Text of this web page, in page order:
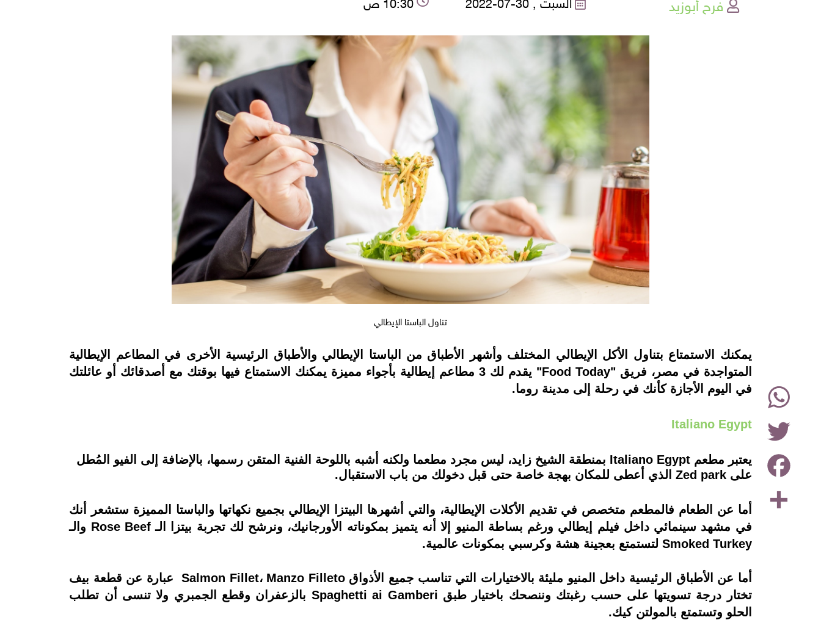
تناول الباستا الإيطالي
Share
Facebook
Twitter
WhatsApp
instagramيمكنك الاستمتاع بتناول الأكل الإيطالي المختلف وأشهر الأطباق من الباستا الإيطالي والأطباق الرئيسية الأخرى في المطاعم الإيطالية
المتواجدة في مصر، فريق "Food Today" يقدم لك 3 مطاعم إيطالية بأجواء مميزة يمكنك الاستمتاع فيها بوقتك مع أصدقائك أو عائلتك
في اليوم الأجازة كأنك في رحلة إلى مدينة روما.
Italiano Egypt
يعتبر مطعم Italiano Egypt بمنطقة الشيخ زايد، ليس مجرد مطعما ولكنه أشبه باللوحة الفنية المتقن رسمها، بالإضافة إلى الفيو المُطل
على Zed park الذي أعطى للمكان بهجة خاصة حتى قبل دخولك من باب الاستقبال.
أما عن الطعام فالمطعم متخصص في تقديم الأكلات الإيطالية، والتي أشهرها البيتزا الإيطالي بجميع نكهاتها والباستا المميزة ستشعر أنك
في مشهد سينمائي داخل فيلم إيطالي ورغم بساطة المنيو إلا أنه يتميز بمكوناته الأورجانيك، ونرشح لك تجربة بيتزا الـ Rose Beef والـ
Smoked Turkey لتستمتع بعجينة هشة وكرسبي بمكونات عالمية.
أما عن الأطباق الرئيسية داخل المنيو مليئة بالاختيارات التي تناسب جميع الأذواق Salmon Fillet، Manzo Filleto عبارة عن قطعة بيف
تختار درجة تسويتها على حسب رغبتك وننصحك باختيار طبق Spaghetti ai Gamberi بالزعفران وقطع الجمبري ولا تنسى أن تطلب
الحلو وتستمتع بالمولتن كيك.